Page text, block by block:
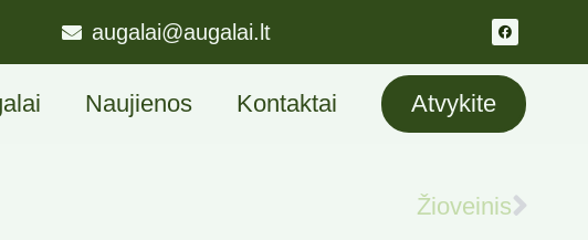
augalai@augalai.lt
Naujienos Kontaktai Atvykite
Žioveinis